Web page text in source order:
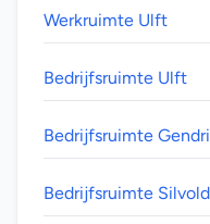
Werkruimte Ulft
Bedrijfsruimte Ulft
Bedrijfsruimte
Bedrijfsruimte